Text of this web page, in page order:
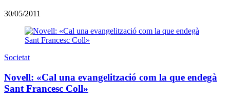
30/05/2011
Societat
Novell: «Cal una evangelització com la que endegà
Sant Francesc Coll»